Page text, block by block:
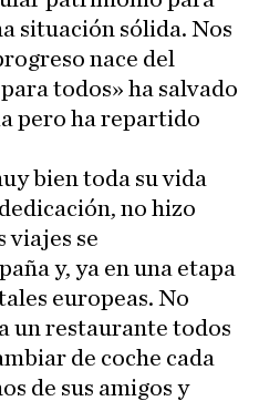
situación sólida. Nos
nace del
todos» ha salvado
pero ha repartido
bien toda su vida
no hizo
viajes se
y, ya en una etapa
europeas. No
un restaurante todos
de coche cada
de sus amigos y